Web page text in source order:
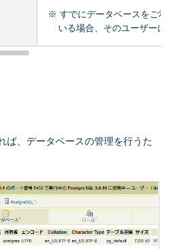
※ すでにデータベースをご利
いる場合、そのユーザーに
ば、データベースの管理を行うた